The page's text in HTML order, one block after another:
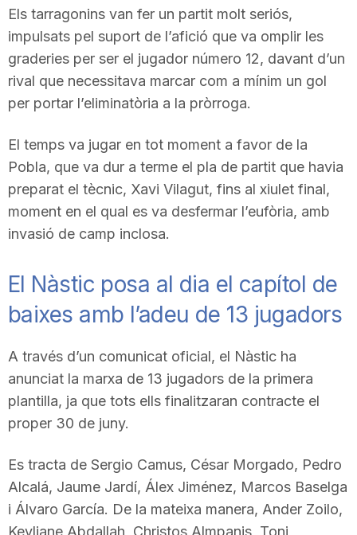
Els tarragonins van fer un partit molt seriós,
impulsats pel suport de l’afició que va omplir les
graderies per ser el jugador número 12, davant d’un
rival que necessitava marcar com a mínim un gol
per portar l’eliminatòria a la pròrroga.
El temps va jugar en tot moment a favor de la
Pobla, que va dur a terme el pla de partit que havia
preparat el tècnic, Xavi Vilagut, fins al xiulet final,
moment en el qual es va desfermar l’eufòria, amb
invasió de camp inclosa.
El Nàstic posa al dia el capítol de
baixes amb l’adeu de 13 jugadors
A través d’un comunicat oficial, el Nàstic ha
anunciat la marxa de 13 jugadors de la primera
plantilla, ja que tots ells finalitzaran contracte el
proper 30 de juny.
Es tracta de Sergio Camus, César Morgado, Pedro
Alcalá, Jaume Jardí, Álex Jiménez, Marcos Baselga
i Álvaro García. De la mateixa manera, Ander Zoilo,
Keyliane Abdallah, Christos Almpanis, Toni